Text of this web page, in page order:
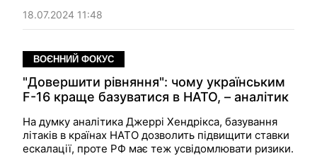
18.07.2024 11:48
ВОЄННИЙ ФОКУС
"Довершити рівняння": чому українським
F-16 краще базуватися в НАТО, – аналітик
На думку аналітика Джеррі Хендрікса, базування
літаків в країнах НАТО дозволить підвищити ставки
ескалації, проте РФ має теж усвідомлювати ризики.